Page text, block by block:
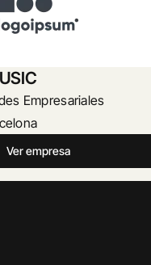
FRAMIS
Empresariales
Barcelona
Ver empresa